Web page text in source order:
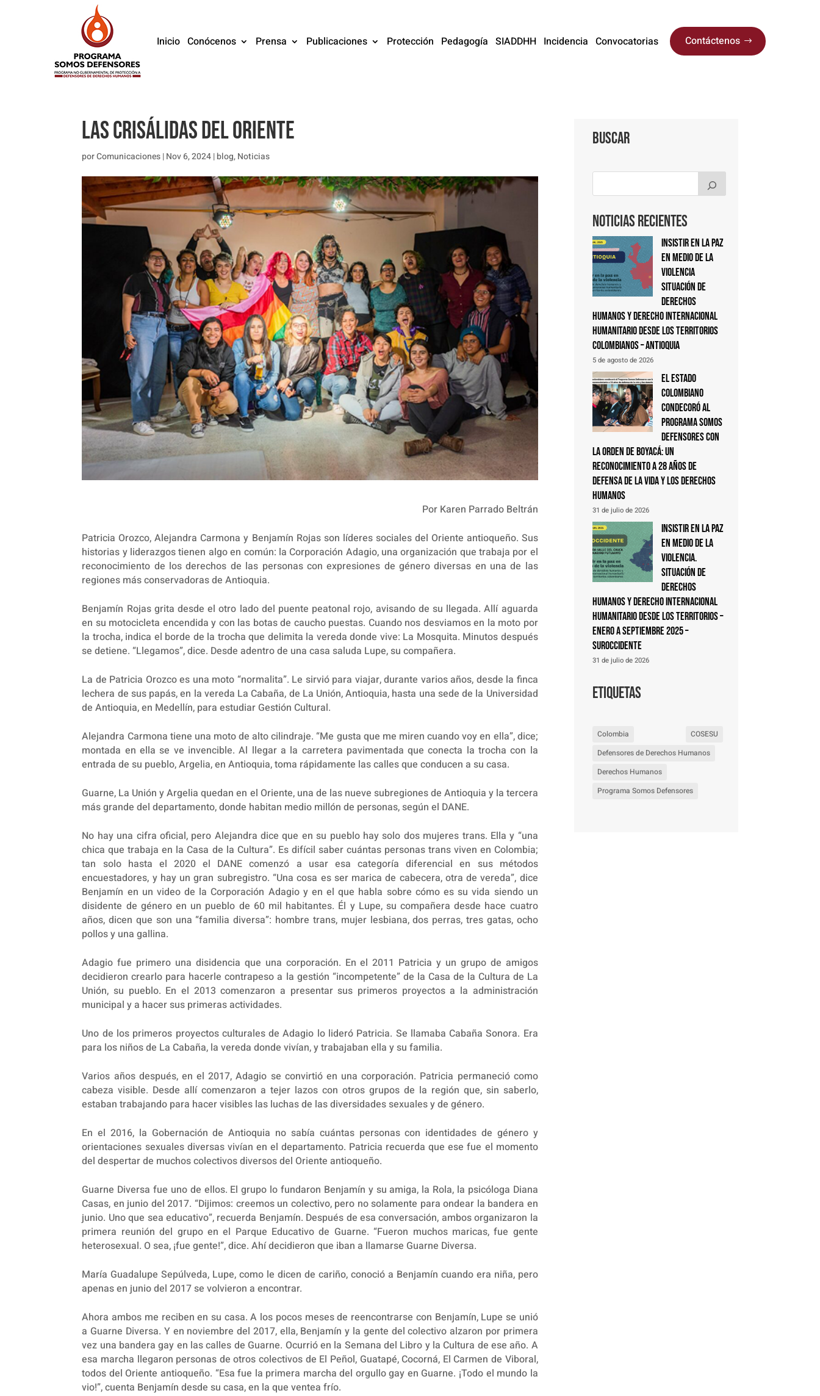
Inicio Conócenos Prensa Publicaciones Protección Pedagogía SIADDHH Incidencia Convocatorias Contáctenos
Las crisálidas del Oriente
porComunicaciones|Nov 6, 2024|blog,Noticias
Por Karen Parrado Beltrán
Patricia Orozco, Alejandra Carmona y Benjamín Rojas son líderes sociales del Oriente antioqueño. Sus
historias y liderazgos tienen algo en común: la Corporación Adagio, una organización que trabaja por el
reconocimiento de los derechos de las personas con expresiones de género diversas en una de las
regiones más conservadoras de Antioquia.
Benjamín Rojas grita desde el otro lado del puente peatonal rojo, avisando de su llegada. Allí aguarda
en su motocicleta encendida y con las botas de caucho puestas. Cuando nos desviamos en la moto por
la trocha, indica el borde de la trocha que delimita la vereda donde vive: La Mosquita. Minutos después
se detiene. “Llegamos”, dice. Desde adentro de una casa saluda Lupe, su compañera.
La de Patricia Orozco es una moto “normalita”. Le sirvió para viajar, durante varios años, desde la finca
lechera de sus papás, en la vereda La Cabaña, de La Unión, Antioquia, hasta una sede de la Universidad
de Antioquia, en Medellín, para estudiar Gestión Cultural.
Alejandra Carmona tiene una moto de alto cilindraje. “Me gusta que me miren cuando voy en ella”, dice;
montada en ella se ve invencible. Al llegar a la carretera pavimentada que conecta la trocha con la
entrada de su pueblo, Argelia, en Antioquia, toma rápidamente las calles que conducen a su casa.
Guarne, La Unión y Argelia quedan en el Oriente, una de las nueve subregiones de Antioquia y la tercera
más grande del departamento, donde habitan medio millón de personas, según el DANE.
No hay una cifra oficial, pero Alejandra dice que en su pueblo hay solo dos mujeres trans. Ella y “una
chica que trabaja en la Casa de la Cultura”. Es difícil saber cuántas personas trans viven en Colombia;
tan solo hasta el 2020 el DANE comenzó a usar esa categoría diferencial en sus métodos
encuestadores, y hay un gran subregistro. “Una cosa es ser marica de cabecera, otra de vereda”, dice
Benjamín en un video de la Corporación Adagio y en el que habla sobre cómo es su vida siendo un
disidente de género en un pueblo de 60 mil habitantes. Él y Lupe, su compañera desde hace cuatro
años, dicen que son una “familia diversa”: hombre trans, mujer lesbiana, dos perras, tres gatas, ocho
pollos y una gallina.
Adagio fue primero una disidencia que una corporación. En el 2011 Patricia y un grupo de amigos
decidieron crearlo para hacerle contrapeso a la gestión “incompetente” de la Casa de la Cultura de La
Unión, su pueblo. En el 2013 comenzaron a presentar sus primeros proyectos a la administración
municipal y a hacer sus primeras actividades.
Uno de los primeros proyectos culturales de Adagio lo lideró Patricia. Se llamaba Cabaña Sonora. Era
para los niños de La Cabaña, la vereda donde vivían, y trabajaban ella y su familia.
Varios años después, en el 2017, Adagio se convirtió en una corporación. Patricia permaneció como
cabeza visible. Desde allí comenzaron a tejer lazos con otros grupos de la región que, sin saberlo,
estaban trabajando para hacer visibles las luchas de las diversidades sexuales y de género.
En el 2016, la Gobernación de Antioquia no sabía cuántas personas con identidades de género y
orientaciones sexuales diversas vivían en el departamento. Patricia recuerda que ese fue el momento
del despertar de muchos colectivos diversos del Oriente antioqueño.
Guarne Diversa fue uno de ellos. El grupo lo fundaron Benjamín y su amiga, la Rola, la psicóloga Diana
Casas, en junio del 2017. “Dijimos: creemos un colectivo, pero no solamente para ondear la bandera en
junio. Uno que sea educativo”, recuerda Benjamín. Después de esa conversación, ambos organizaron la
primera reunión del grupo en el Parque Educativo de Guarne. “Fueron muchos maricas, fue gente
heterosexual. O sea, ¡fue gente!”, dice. Ahí decidieron que iban a llamarse Guarne Diversa.
María Guadalupe Sepúlveda, Lupe, como le dicen de cariño, conoció a Benjamín cuando era niña, pero
apenas en junio del 2017 se volvieron a encontrar.
Ahora ambos me reciben en su casa. A los pocos meses de reencontrarse con Benjamín, Lupe se unió
a Guarne Diversa. Y en noviembre del 2017, ella, Benjamín y la gente del colectivo alzaron por primera
vez una bandera gay en las calles de Guarne. Ocurrió en la Semana del Libro y la Cultura de ese año. A
esa marcha llegaron personas de otros colectivos de El Peñol, Guatapé, Cocorná, El Carmen de Viboral,
todos del Oriente antioqueño. “Esa fue la primera marcha del orgullo gay en Guarne. ¡Todo el mundo la
vio!”, cuenta Benjamín desde su casa, en la que ventea frío.
Buscar
Noticias Recientes
Insistir en la paz
en medio de la
violencia
Situación de
derechos
humanos y derecho internacional
humanitario desde los territorios
colombianos – Antioquia
5 de agosto de 2026
El Estado
colombiano
condecoró al
Programa Somos
Defensores con
la Orden de Boyacá: un
reconocimiento a 28 años de
defensa de la vida y los derechos
humanos
31 de julio de 2026
Insistir en la paz
en medio de la
violencia.
Situación de
derechos
humanos y derecho internacional
humanitario desde los territorios –
Enero a septiembre 2025 –
Suroccidente
31 de julio de 2026
Etiquetas
Colombia
COSESU
Defensores de Derechos Humanos
Derechos Humanos
Programa Somos Defensores